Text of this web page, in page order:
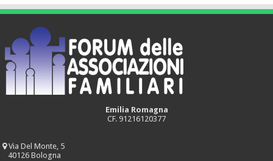
Emilia Romagna
CF. 91216120377
Via Del Monte, 5
40126 Bologna